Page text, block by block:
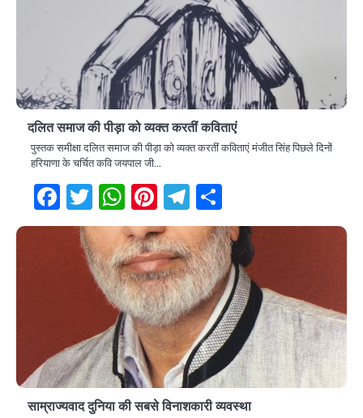
दलित समाज की पीड़ा को व्यक्त करतीं कविताएं
पुस्तक समीक्षा दलित समाज की पीड़ा को व्यक्त करतीं कविताएं मंजीत सिंह पिछले दिनों
हरियाणा के चर्चित कवि जयपाल जी…
Facebook
Twitter
WhatsApp
Pinterest
Telegram
साम्राज्यवाद दुनिया की सबसे विनाशकारी व्यवस्था